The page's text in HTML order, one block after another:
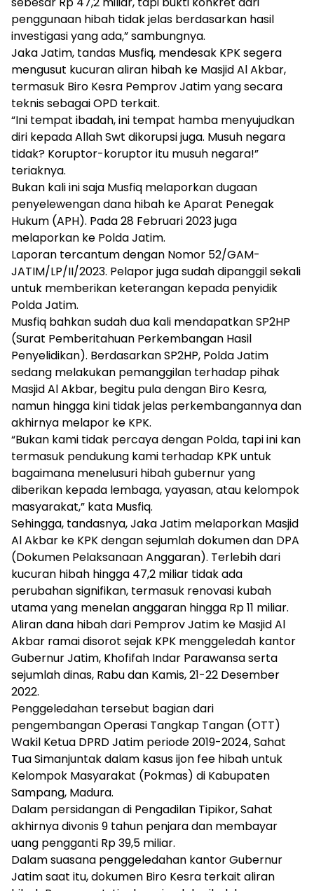
penggunaan hibah tidak jelas berdasarkan hasil
investigasi yang ada,” sambungnya.
Jaka Jatim, tandas Musfiq, mendesak KPK segera
mengusut kucuran aliran hibah ke Masjid Al Akbar,
termasuk Biro Kesra Pemprov Jatim yang secara
teknis sebagai OPD terkait.
“Ini tempat ibadah, ini tempat hamba menyujudkan
diri kepada Allah Swt dikorupsi juga. Musuh negara
tidak? Koruptor-koruptor itu musuh negara!”
teriaknya.
Bukan kali ini saja Musfiq melaporkan dugaan
penyelewengan dana hibah ke Aparat Penegak
Hukum (APH). Pada 28 Februari 2023 juga
melaporkan ke Polda Jatim.
Laporan tercantum dengan Nomor 52/GAM-
JATIM/LP/II/2023. Pelapor juga sudah dipanggil sekali
untuk memberikan keterangan kepada penyidik
Polda Jatim.
Musfiq bahkan sudah dua kali mendapatkan SP2HP
(Surat Pemberitahuan Perkembangan Hasil
Penyelidikan). Berdasarkan SP2HP, Polda Jatim
sedang melakukan pemanggilan terhadap pihak
Masjid Al Akbar, begitu pula dengan Biro Kesra,
namun hingga kini tidak jelas perkembangannya dan
akhirnya melapor ke KPK.
“Bukan kami tidak percaya dengan Polda, tapi ini kan
termasuk pendukung kami terhadap KPK untuk
bagaimana menelusuri hibah gubernur yang
diberikan kepada lembaga, yayasan, atau kelompok
masyarakat,” kata Musfiq.
Sehingga, tandasnya, Jaka Jatim melaporkan Masjid
Al Akbar ke KPK dengan sejumlah dokumen dan DPA
(Dokumen Pelaksanaan Anggaran). Terlebih dari
kucuran hibah hingga 47,2 miliar tidak ada
perubahan signifikan, termasuk renovasi kubah
utama yang menelan anggaran hingga Rp 11 miliar.
Aliran dana hibah dari Pemprov Jatim ke Masjid Al
Akbar ramai disorot sejak KPK menggeledah kantor
Gubernur Jatim, Khofifah Indar Parawansa serta
sejumlah dinas, Rabu dan Kamis, 21-22 Desember
2022.
Penggeledahan tersebut bagian dari
pengembangan Operasi Tangkap Tangan (OTT)
Wakil Ketua DPRD Jatim periode 2019-2024, Sahat
Tua Simanjuntak dalam kasus ijon fee hibah untuk
Kelompok Masyarakat (Pokmas) di Kabupaten
Sampang, Madura.
Dalam persidangan di Pengadilan Tipikor, Sahat
akhirnya divonis 9 tahun penjara dan membayar
uang pengganti Rp 39,5 miliar.
Dalam suasana penggeledahan kantor Gubernur
Jatim saat itu, dokumen Biro Kesra terkait aliran